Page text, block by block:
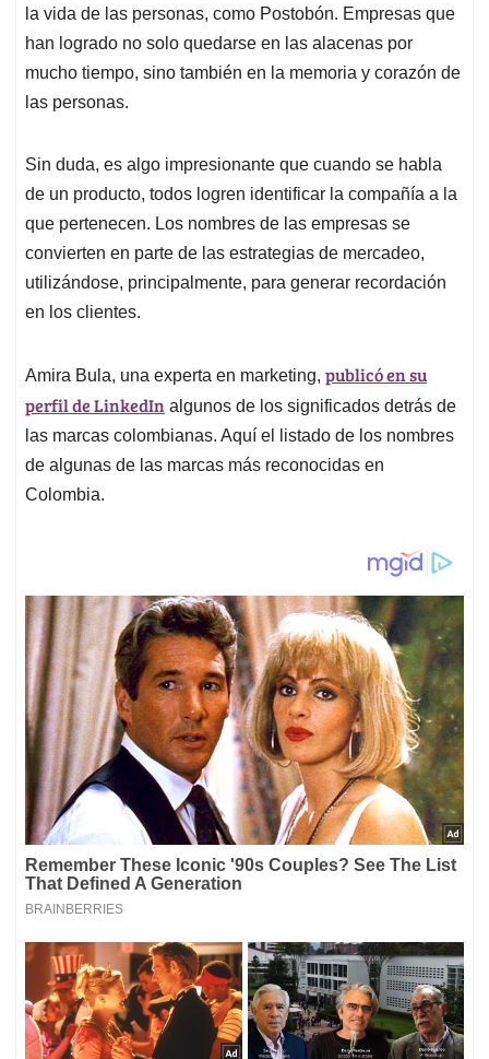
p
p
o
k
I
n
s
la vida de las personas, como Postobón. Empresas que
han logrado no solo quedarse en las alacenas por
mucho tiempo, sino también en la memoria y corazón de
las personas.
Sin duda, es algo impresionante que cuando se habla
de un producto, todos logren identificar la compañía a la
que pertenecen. Los nombres de las empresas se
convierten en parte de las estrategias de mercadeo,
utilizándose, principalmente, para generar recordación
en los clientes.
Amira Bula, una experta en marketing, publicó en su
perfil de LinkedIn algunos de los significados detrás de
las marcas colombianas. Aquí el listado de los nombres
de algunas de las marcas más reconocidas en
Colombia.